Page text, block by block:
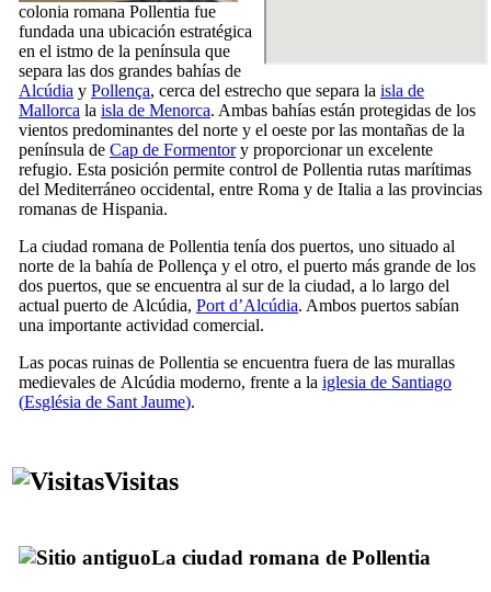
colonia romana Pollentia fue
fundada una ubicación estratégica
en el istmo de la península que
separa las dos grandes bahías de
Alcúdia y Pollença, cerca del estrecho que separa la isla de
Mallorca la isla de Menorca. Ambas bahías están protegidas de los
vientos predominantes del norte y el oeste por las montañas de la
península de Cap de Formentory proporcionar un excelente
refugio. Esta posición permite control de Pollentia rutas marítimas
del Mediterráneo occidental, entre Roma y de Italia a las provincias
romanas de Hispania.
La ciudad romana de Pollentia tenía dos puertos, uno situado al
norte de la bahía de Pollença y el otro, el puerto más grande de los
dos puertos, que se encuentra al sur de la ciudad, a lo largo del
actual puerto de Alcúdia, Port d’Alcúdia. Ambos puertos sabían
una importante actividad comercial.
Las pocas ruinas de Pollentia se encuentra fuera de las murallas
medievales de Alcúdia moderno, frente a la iglesia de Santiago
(Església de Sant Jaume).
Visitas
La ciudad romana de Pollentia